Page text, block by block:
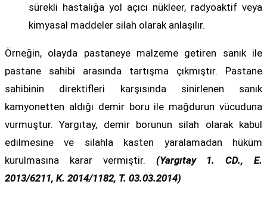
sürekli hastalığa yol açıcı nükleer, radyoaktif veya
kimyasal maddeler silah olarak anlaşılır.
Örneğin, olayda pastaneye malzeme getiren sanık ile
pastane sahibi arasında tartışma çıkmıştır. Pastane
sahibinin direktifleri karşısında sinirlenen sanık
kamyonetten aldığı demir boru ile mağdurun vücuduna
vurmuştur. Yargıtay, demir borunun silah olarak kabul
edilmesine ve silahla kasten yaralamadan hüküm
kurulmasına karar vermiştir. (Yargıtay 1. CD., E.
2013/6211, K. 2014/1182, T. 03.03.2014)